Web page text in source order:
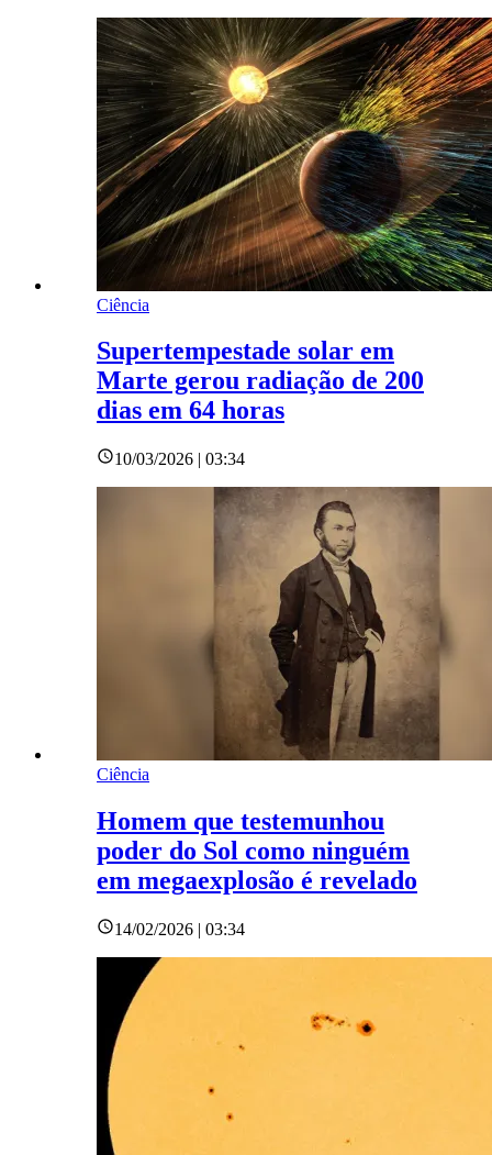
Ciência
Supertempestade solar em
Marte gerou radiação de 200
dias em 64 horas
10/03/2026 | 03:34
Ciência
Homem que testemunhou
poder do Sol como ninguém
em megaexplosão é revelado
14/02/2026 | 03:34